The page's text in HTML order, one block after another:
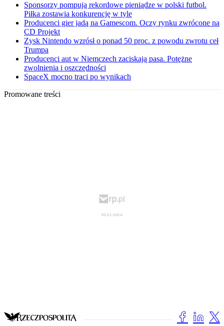
Sponsorzy pompują rekordowe pieniądze w polski futbol.
Piłka zostawia konkurencję w tyle
Producenci gier jadą na Gamescom. Oczy rynku zwrócone na
CD Projekt
Zysk Nintendo wzrósł o ponad 50 proc. z powodu zwrotu ceł
Trumpa
Producenci aut w Niemczech zaciskają pasa. Potężne
zwolnienia i oszczędności
SpaceX mocno traci po wynikach
Promowane treści